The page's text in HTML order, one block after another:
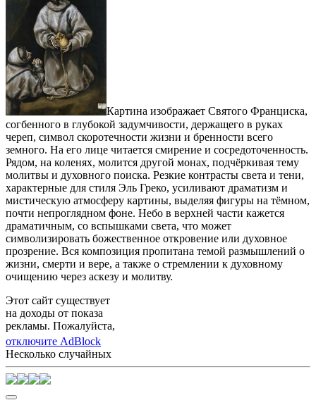
Картина изображает Святого Франциска,
согбенного в глубокой задумчивости, держащего в руках
череп, символ скоротечности жизни и бренности всего
земного. На его лице читается смирение и сосредоточенность.
Рядом, на коленях, молится другой монах, подчёркивая тему
молитвы и духовного поиска. Резкие контрасты света и тени,
характерные для стиля Эль Греко, усиливают драматизм и
мистическую атмосферу картины, выделяя фигуры на тёмном,
почти непроглядном фоне. Небо в верхней части кажется
драматичным, со вспышками света, что может
символизировать божественное откровение или духовное
прозрение. Вся композиция пропитана темой размышлений о
жизни, смерти и вере, а также о стремлении к духовному
очищению через аскезу и молитву.
Этот сайт существует
на доходы от показа
рекламы. Пожалуйста,
отключите AdBlock
Несколько случайных